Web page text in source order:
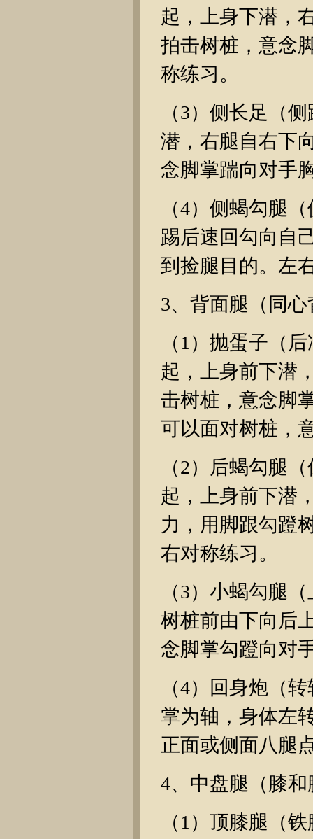
起，上身下潜，
拍击树桩，意念
称练习。
（3）侧长足（
潜，右腿自右下
念脚掌踹向对手
（4）侧蝎勾腿
踢后速回勾向自
到捡腿目的。左
3、背面腿（同
（1）抛蛋子（
起，上身前下潜
击树桩，意念脚
可以面对树桩，
（2）后蝎勾腿
起，上身前下潜
力，用脚跟勾蹬
右对称练习。
（3）小蝎勾腿
树桩前由下向后
念脚掌勾蹬向对
（4）回身炮（
掌为轴，身体左
正面或侧面八腿
4、中盘腿（膝和
（1）顶膝腿（